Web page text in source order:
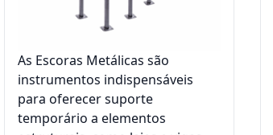
As Escoras Metálicas são
instrumentos indispensáveis
para oferecer suporte
temporário a elementos